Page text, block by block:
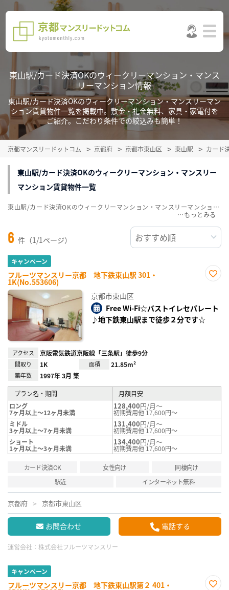
東山駅/カード決済OKのウィークリーマンション・マンス
リーマンション情報
東山駅/カード決済OKのウィークリーマンション・マンスリーマン
ション賃貸物件一覧を掲載中。敷金・礼金無料、家具・家電付を
ご紹介。こだわり条件での絞込みも簡単！
京都マンスリードットコム 京都府 京都市東山区 東山駅 カード
東山駅/カード決済OKのウィークリーマンション・マンスリー
マンション賃貸物件一覧
6 件（1/1ページ）
キャンペーン
フルーツマンスリー京都 地下鉄東山駅 301・
1K(No.553606)
録
京都市東山区
Free Wi-Fi☆バストイレセパレート
♪地下鉄東山駅まで徒歩２分です☆
アクセス 京阪電気鉄道京阪線「三条駅」徒歩9分
間取り 1K 面積 21.85m²
築年数 1997年 3月 築
プラン名・期間
月額目安
ロング
7ヶ月以上～12ヶ月未満
128,400円/月～
初期費用他 17,600円～
ミドル
3ヶ月以上～7ヶ月未満
131,400円/月～
初期費用他 17,600円～
ショート
1ヶ月以上～3ヶ月未満
134,400円/月～
初期費用他 17,600円～
カード決済OK 女性向け
同棲向け
駅近
インターネット無料
京都府 京都市東山区
お問合わせ 電話する
運営会社： 株式会社フルーツマンスリー
キャンペーン
フルーツマンスリー京都 地下鉄東山駅第２ 401・
東山駅/カード決済OKのウィークリーマンション・マンスリーマンション賃貸物件一覧を掲載中。敷金・礼金無料、家具・家電付をご紹介。こだわり条件での絞込みも簡単！
…